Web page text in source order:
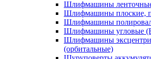
Шлифмашины
Шлифмашины плоские,
Шлифмашины
Шлифмашины угловые
Шлифмашины
(орбитальные)